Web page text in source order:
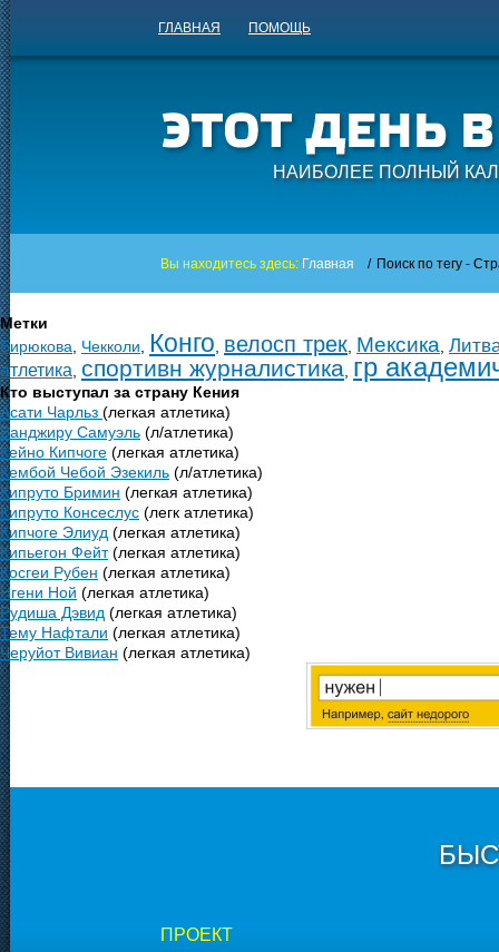
ГЛАВНАЯ ПОМОЩЬ
НАИБОЛЕЕ ПОЛНЫЙ
Вы находитесь здесь: Главная / Поиск по тегу -
Метки
Бирюкова
Чекколи Конго велосп трек Мексика
атлетика спортивн журналистика гр
Кто выступал за страну Кения
Асати Чарльз (легкая атлетика)
Ванджиру Самуэль (л/атлетика)
Кейно Кипчоге (легкая атлетика)
Кембой Чебой Эзекиль (л/атлетика)
Кипруто Бримин (легкая атлетика)
Кипруто Консеслус (легк атлетика)
Кипчоге Элиуд (легкая атлетика)
Кипьегон Фейт(легкая атлетика)
Косгеи Рубен (легкая атлетика)
Нгени Ной (легкая атлетика)
Рудиша Дэвид (легкая атлетика)
Тему Нафтали (легкая атлетика)
Черуйот Вивиан (легкая атлетика)
ПРОЕКТ